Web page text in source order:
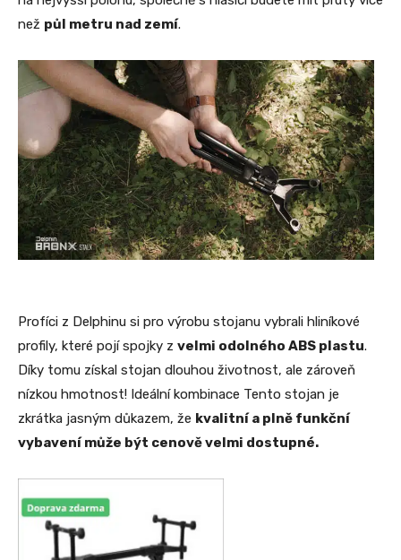
než půl metru nad zemí.
Profíci z Delphinu si pro výrobu stojanu vybrali hliníkové
profily, které pojí spojky z velmi odolného ABS plastu.
Díky tomu získal stojan dlouhou životnost, ale zároveň
nízkou hmotnost! Ideální kombinace Tento stojan je
zkrátka jasným důkazem, že kvalitní a plně funkční
vybavení může být cenově velmi dostupné.